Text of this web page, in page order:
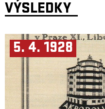
VÝSLEDKY
5. 4. 1928